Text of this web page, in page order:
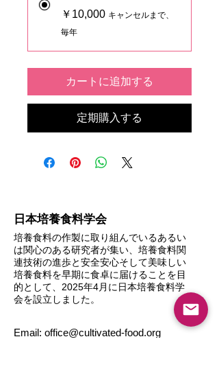
￥10,000 キャンセルまで、
毎年
カートに追加する
定期購入する
日本培養食料学会
培養食料の作製に取り組んでいるあるい
は関心のある研究者が集い、培養食料関
連技術の進歩と安全安心そして美味しい
培養食料を早期に食卓に届けることを目
的として、2025年4月に日本培養食料学
会を設立しました。
Email: office@cultivated-food.org